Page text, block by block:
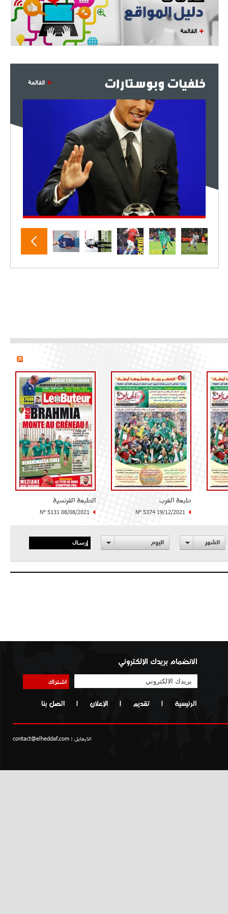
القائمة
خلفيات وبوستارات القائمة
طبعة الغرب
N° 5374 19/12/2021
الطبعة الفرنسية
N° 5131 08/08/2021
الشهر اليوم إرسال
الانضمام بريدك الإلكتروني
اشتراك
الرئيسية | تقديم | الإعلان | اتصل بنا
الايمايل : contact@elheddaf.com